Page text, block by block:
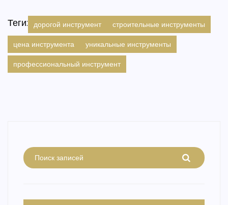
Теги: дорогой инструмент
строительные инструменты
цена инструмента
уникальные инструменты
профессиональный инструмент